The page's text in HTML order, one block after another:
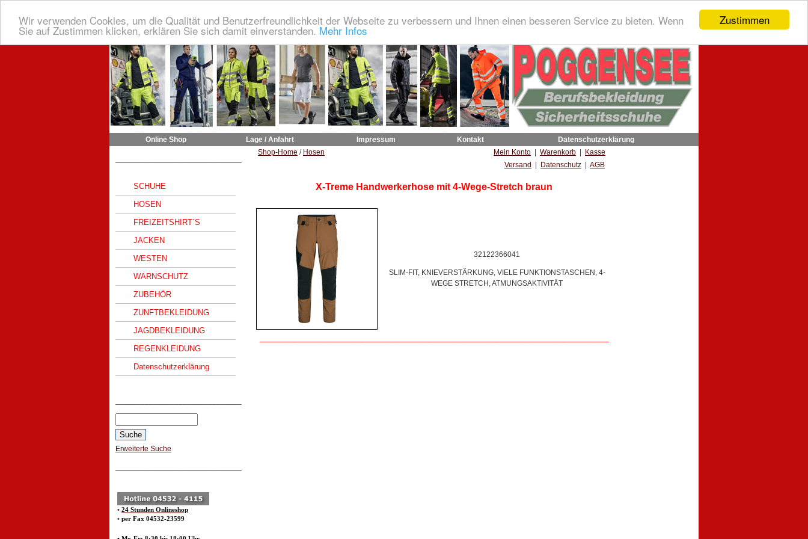
Zustimmen
Wir verwenden Cookies, um die Qualität und Benutzerfreundlichkeit der Webseite zu verbessern und Ihnen einen besseren Service zu bieten. Wenn
Sie auf Zustimmen klicken, erklären Sie sich damit einverstanden. Mehr Infos
Online Shop Lage / Anfahrt Impressum Kontakt Datenschutzerklärung
SCHUHE
HOSEN
FREIZEITSHIRT`S
JACKEN
WESTEN
WARNSCHUTZ
ZUBEHÖR
ZUNFTBEKLEIDUNG
JAGDBEKLEIDUNG
REGENKLEIDUNG
Datenschutzerklärung
Erweiterte Suche
• 24 Stunden Onlineshop
• per Fax 04532-23599
Shop-Home / Hosen Mein Konto Warenkorb
Kasse
Versand
Datenschutz AGB
X-Treme Handwerkerhose mit 4-Wege-Stretch braun
32122366041
SLIM-FIT, KNIEVERSTÄRKUNG, VIELE FUNKTIONSTASCHEN, 4-
WEGE STRETCH, ATMUNGSAKTIVITÄT